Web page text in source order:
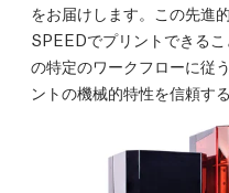
をお届けします。この先進
SPEEDでプリントできる
の特定のワークフローに従
ントの機械的特性を信頼す